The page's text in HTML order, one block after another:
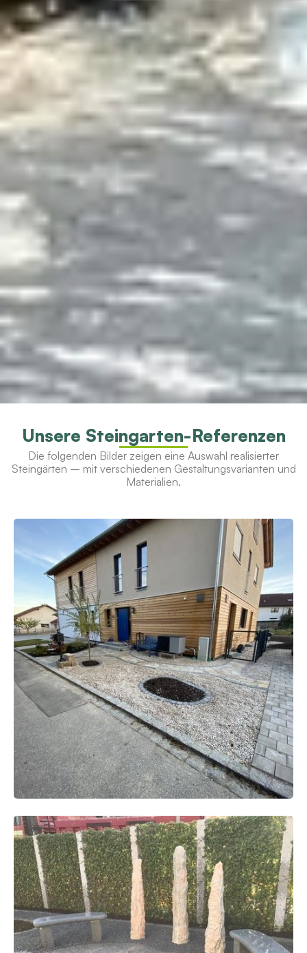
Unsere Steingarten-Referenzen
Die folgenden Bilder zeigen eine Auswahl realisierter
Steingärten – mit verschiedenen Gestaltungsvarianten und
Materialien.